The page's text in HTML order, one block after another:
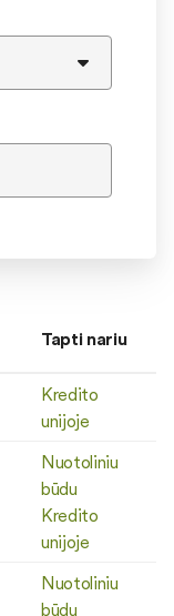
Tapti nariu
Kredito
unijoje
Nuotoliniu
būdu
Kredito
unijoje
Nuotoliniu
būdu